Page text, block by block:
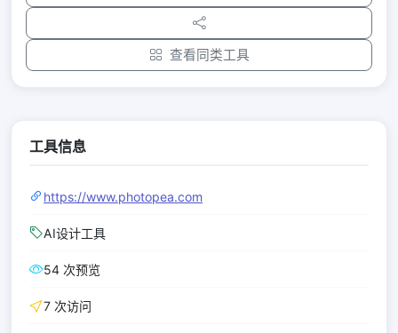
查看同类工具
工具信息
https://www.photopea.com
AI设计工具
54 次预览
7 次访问